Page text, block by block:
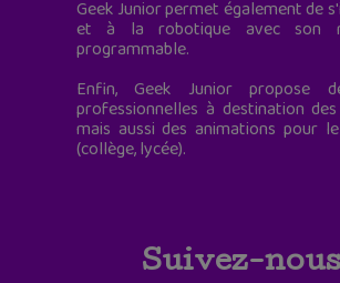
Geek Junior permet également de
et à la robotique avec son
programmable.
Enfin, Geek Junior propose
professionnelles à destination
mais aussi des animations pour
(collège, lycée).
Suivez-